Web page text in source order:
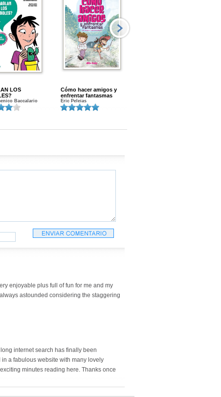
LOS
Baccalario
Cómo hacer amigos y
enfrentar fantasmas
Eric Peleias
enjoyable plus full of fun for me and my
astounded considering the staggering
internet search has finally been
a fabulous website with many lovely
minutes reading here. Thanks once